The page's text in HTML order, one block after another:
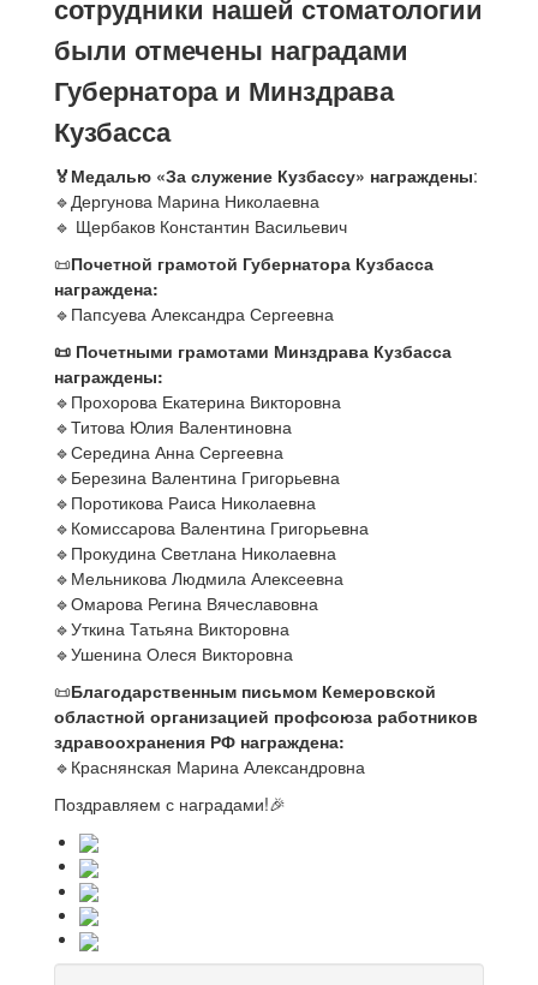
сотрудники нашей стоматологии
были отмечены наградами
Губернатора и Минздрава
Кузбасса
🏅Медалью «За служение Кузбассу» награждены:
🔹Дергунова Марина Николаевна
🔹 Щербаков Константин Васильевич
📜Почетной грамотой Губернатора Кузбасса
награждена:
🔹Папсуева Александра Сергеевна
📜 Почетными грамотами Минздрава Кузбасса
награждены:
🔹Прохорова Екатерина Викторовна
🔹Титова Юлия Валентиновна
🔹Середина Анна Сергеевна
🔹Березина Валентина Григорьевна
🔹Поротикова Раиса Николаевна
🔹Комиссарова Валентина Григорьевна
🔹Прокудина Светлана Николаевна
🔹Мельникова Людмила Алексеевна
🔹Омарова Регина Вячеславовна
🔹Уткина Татьяна Викторовна
🔹Ушенина Олеся Викторовна
📜Благодарственным письмом Кемеровской
областной организацией профсоюза работников
здравоохранения РФ награждена:
🔹Краснянская Марина Александровна
Поздравляем с наградами!🎉